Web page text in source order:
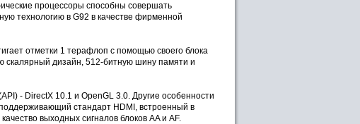
процессоры способны совершать
технологию в G92 в качестве фирменной
отметки 1 терафлоп с помощью своего блока
скалярный дизайн, 512-битную шину памяти и
- DirectX 10.1 и OpenGL 3.0. Другие особенности
стандарт HDMI, встроенный в
выходных сигналов блоков AA и AF.